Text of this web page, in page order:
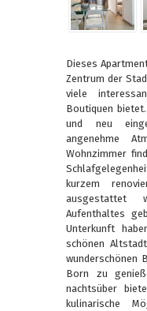
Dieses
Zentrum der
viele
Boutiquen
und neu
angenehme
Wohnzimmer
kurzem
ausgestattet
Aufenthaltes
Unterkunft
schönen
wunderschönen
Born zu
nachtsüber
kulinarische